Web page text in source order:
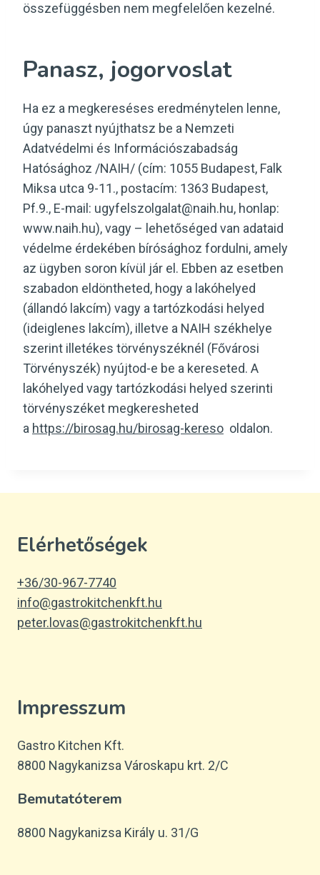
összefüggésben nem megfelelően kezelné.
Panasz, jogorvoslat
Ha ez a megkereséses eredménytelen lenne,
úgy panaszt nyújthatsz be a Nemzeti
Adatvédelmi és Információszabadság
Hatósághoz /NAIH/ (cím: 1055 Budapest, Falk
Miksa utca 9-11., postacím: 1363 Budapest,
Pf.9., E-mail: ugyfelszolgalat@naih.hu, honlap:
www.naih.hu), vagy – lehetőséged van adataid
védelme érdekében bírósághoz fordulni, amely
az ügyben soron kívül jár el. Ebben az esetben
szabadon eldöntheted, hogy a lakóhelyed
(állandó lakcím) vagy a tartózkodási helyed
(ideiglenes lakcím), illetve a NAIH székhelye
szerint illetékes törvényszéknél (Fővárosi
Törvényszék) nyújtod-e be a kereseted. A
lakóhelyed vagy tartózkodási helyed szerinti
törvényszéket megkeresheted
a https://birosag.hu/birosag-kereso oldalon.
Elérhetőségek
+36/30-967-7740
info@gastrokitchenkft.hu
peter.lovas@gastrokitchenkft.hu
Impresszum
Gastro Kitchen Kft.
8800 Nagykanizsa Városkapu krt. 2/C
Bemutatóterem
8800 Nagykanizsa Király u. 31/G